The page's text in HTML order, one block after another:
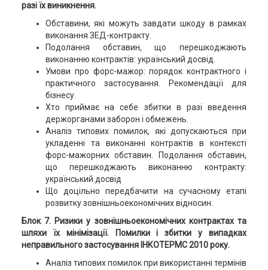
разі їх виникнення.
Обставини, які можуть завдати шкоду в рамках
виконання ЗЕД-контракту.
Подолання обставин, що перешкоджають
виконанню контрактів: український досвід.
Умови про форс-мажор: порядок контрактного і
практичного застосування. Рекомендації для
бізнесу.
Хто приймає на себе збитки в разі введення
держорганами заборон і обмежень.
Аналіз типових помилок, які допускаються при
укладенні та виконанні контрактів в контексті
форс-мажорних обставин. Подолання обставин,
що перешкоджають виконанню контракту:
український досвід
Що доцільно передбачити на сучасному етапі
розвитку зовнішньоекономічних відносин.
Блок 7. Ризики у зовнішньоекономічних контрактах та
шляхи їх мінімізації. Помилки і збитки у випадках
неправильного застосування ІНКОТЕРМС 2010 року.
Аналіз типових помилок при використанні термінів